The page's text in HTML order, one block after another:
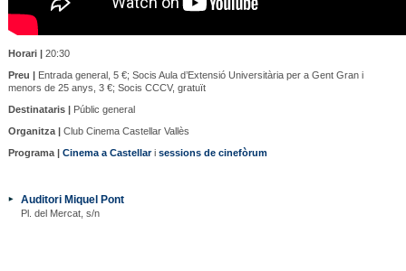
Horari |20:30
Preu |Entrada general, 5 €; Socis Aula d’Extensió Universitària per a Gent Gran i
menors de 25 anys, 3 €; Socis CCCV, gratuït
Destinataris |Públic general
Organitza |Club Cinema Castellar Vallès
Programa | Cinema a Castellari sessions de cinefòrum
Auditori Miquel Pont
Pl. del Mercat, s/n